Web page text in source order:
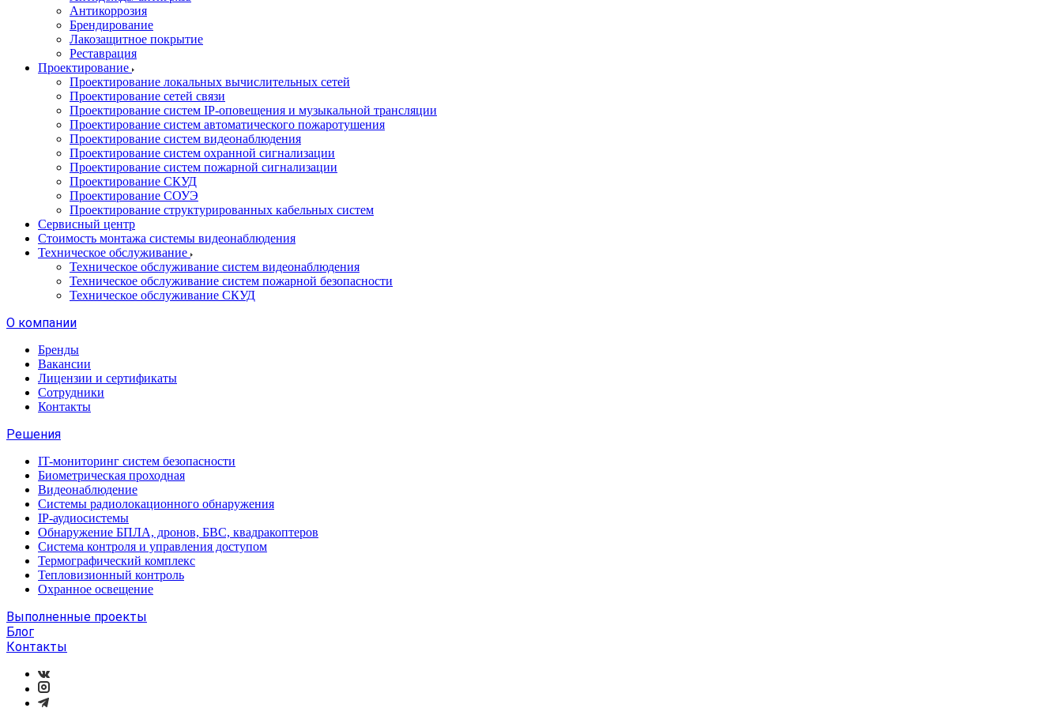
Антикоррозия
Брендирование
Лакозащитное покрытие
Реставрация
Проектирование
Проектирование локальных вычислительных сетей
Проектирование сетей связи
Проектирование систем IP-оповещения и музыкальной трансляции
Проектирование систем автоматического пожаротушения
Проектирование систем видеонаблюдения
Проектирование систем охранной сигнализации
Проектирование систем пожарной сигнализации
Проектирование СКУД
Проектирование СОУЭ
Проектирование структурированных кабельных систем
Сервисный центр
Стоимость монтажа системы видеонаблюдения
Техническое обслуживание
Техническое обслуживание систем видеонаблюдения
Техническое обслуживание систем пожарной безопасности
Техническое обслуживание СКУД
О компании
Бренды
Вакансии
Лицензии и сертификаты
Сотрудники
Контакты
Решения
IT-мониторинг систем безопасности
Биометрическая проходная
Видеонаблюдение
Системы радиолокационного обнаружения
IP-аудиосистемы
Обнаружение БПЛА, дронов, БВС, квадракоптеров
Система контроля и управления доступом
Термографический комплекс
Тепловизионный контроль
Охранное освещение
Выполненные проекты
Блог
Контакты